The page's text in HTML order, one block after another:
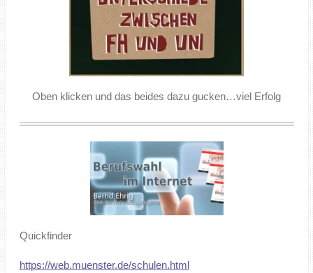
Oben klicken und das beides dazu gucken…viel Erfolg
Quickfinder
https://web.muenster.de/schulen.html